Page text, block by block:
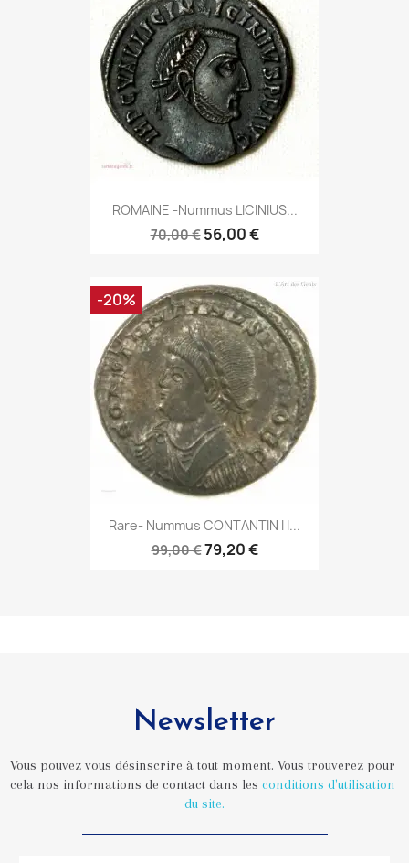
ROMAINE -Nummus LICINIUS...
70,00 € 56,00 €
Rare- Nummus CONTANTIN I I...
99,00 €79,20 €
-20%
Newsletter
Vous pouvez vous désinscrire à tout moment. Vous trouverez pour
cela nos informations de contact dans les conditions d'utilisation
du site.